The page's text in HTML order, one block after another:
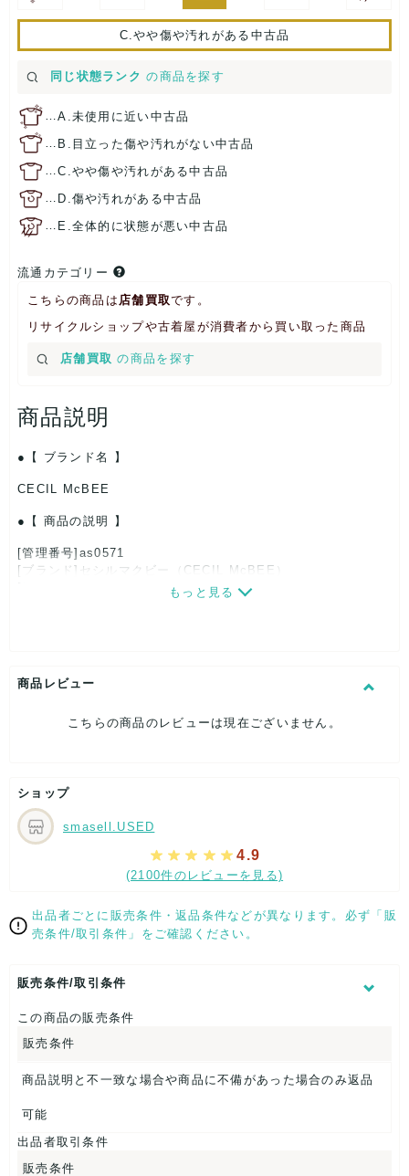
C.やや傷や汚れがある中古品
同じ状態ランク の商品を探す
…A.未使用に近い中古品
… B.目立った傷や汚れがない中古品
…C.やや傷や汚れがある中古品
… D.傷や汚れがある中古品
… E.全体的に状態が悪い中古品
流通カテゴリー
こちらの商品は 店舗買取です。
リサイクルショップや古着屋が消費者から買い取った商品
店舗買取 の商品を探す
商品説明
【 ブランド名 】
CECIL McBEE
【 商品の説明 】
[管理番号]as0571
[ブランド]セシルマクビー（CECIL McBEE）
頭回り（内寸）：約58cm
[付属品]なし
やや傷や汚れあり
全体的には、まだまだご活躍頂けるお品になります。
ダメージはできる限り、撮影しておりますので、ご確認下さい
ませ。
[状態追記]部分的に型崩れ有り。
つばの長さ：約6.5cm
なし
もっと見る
商品レビュー
こちらの商品のレビューは現在ございません。
ショップ
smasell.USED
4.9
(2100件のレビューを見る)
出品者ごとに販売条件・返品条件などが異なります。必ず「販
売条件/取引条件」をご確認ください。
販売条件/取引条件
この商品の販売条件
販売条件
商品説明と不一致な場合や商品に不備があった場合のみ返品
可能
出品者取引条件
販売条件